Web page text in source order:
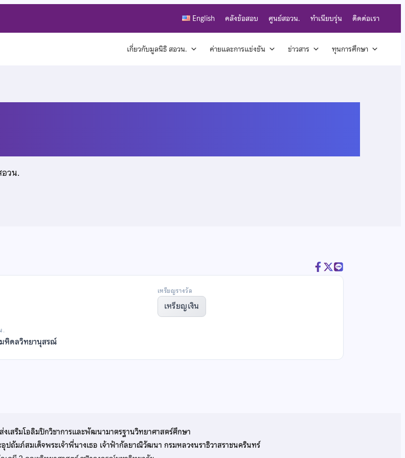
English คลังข้อสอบ ศูนย์สอวน. ทำเนียบรุ่น ติดต่อเรา
เกี่ยวกับมูลนิธิ สอวน. ค่ายและการแข่งขัน ข่าวสาร ทุนการศึกษา
วน.
เหรียญรางวัล
เหรียญเงิน
.
มหิดลวิทยานุสรณ์
งเสริมโอลิมปิกวิชาการและพัฒนามาตรฐานวิทยาศาสตร์ศึกษา
ปถัมภ์สมเด็จพระเจ้าพี่นางเธอ เจ้าฟ้ากัลยาณิวัฒนา กรมหลวงนราธิวาสราชนครินทร์